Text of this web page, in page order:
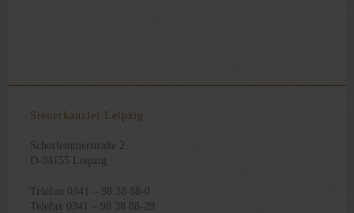
Steuerkanzlei Leipzig
Schorlemmerstraße 2
D-04155 Leipzig
Telefon 0341 – 98 38 88-0
Telefax 0341 – 98 38 88-29